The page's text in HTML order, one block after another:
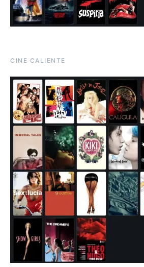
CINE CALIENTE